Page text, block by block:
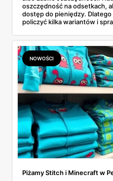
oszczędność na odsetkach,
dostęp do pieniędzy.
policzyć kilka wariantów i
NOWOŚCI
Piżamy Stitch i Minecraft w